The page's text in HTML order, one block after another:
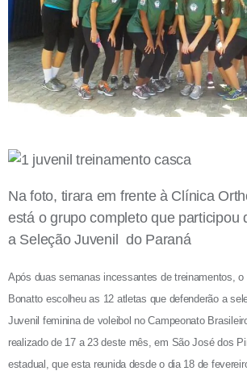
Na foto, tirara em frente à Clínica
está o grupo completo que participou
a Seleção Juvenil do Paraná
Após duas semanas incessantes de treinamentos, o
Bonatto escolheu as 12 atletas que defenderão a
Juvenil feminina de voleibol no Campeonato
realizado de 17 a 23 deste mês, em São José dos
estadual, que esta reunida desde o dia 18 de